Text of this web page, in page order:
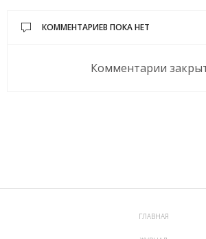
КОММЕНТАРИЕВ ПОКА НЕТ
Комментарии
ГЛАВНАЯ